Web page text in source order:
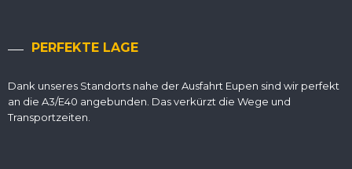
PERFEKTE LAGE
Dank unseres Standorts nahe der Ausfahrt Eupen sind wir perfekt
an die A3/E40 angebunden. Das verkürzt die Wege und
Transportzeiten.